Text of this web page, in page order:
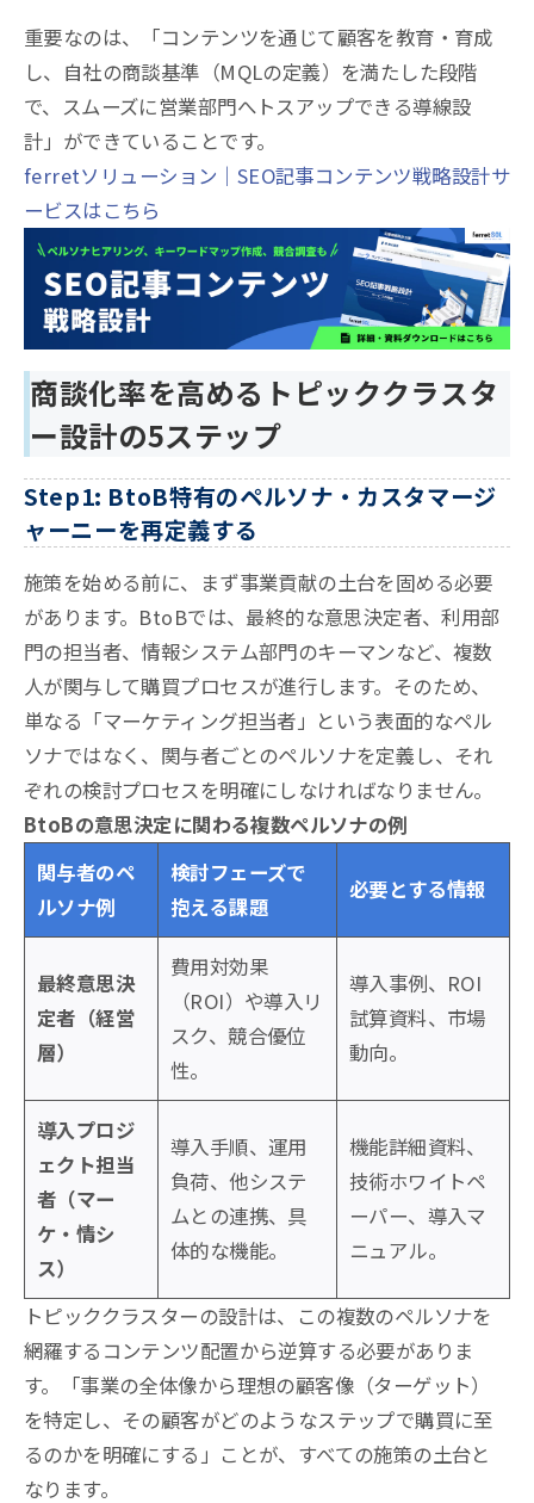
重要なのは、「コンテンツを通じて顧客を教育・育成
し、自社の商談基準（MQLの定義）を満たした段階
で、スムーズに営業部門へトスアップできる導線設
計」ができていることです。
ferretソリューション｜SEO記事コンテンツ戦略設計サ
ービスはこちら
商談化率を高めるトピッククラスタ
ー設計の5ステップ
Step1: BtoB特有のペルソナ・カスタマージ
ャーニーを再定義する
施策を始める前に、まず事業貢献の土台を固める必要
があります。BtoBでは、最終的な意思決定者、利用部
門の担当者、情報システム部門のキーマンなど、複数
人が関与して購買プロセスが進行します。そのため、
単なる「マーケティング担当者」という表面的なペル
ソナではなく、関与者ごとのペルソナを定義し、それ
ぞれの検討プロセスを明確にしなければなりません。
BtoBの意思決定に関わる複数ペルソナの例
関与者のペ
ルソナ例
検討フェーズで
抱える課題
必要とする情報
最終意思決
定者（経営
層）
費用対効果
（ROI）や導入リ
スク、競合優位
性。
導入事例、ROI
試算資料、市場
動向。
導入プロジ
ェクト担当
者（マー
ケ・情シ
ス）
導入手順、運用
負荷、他システ
ムとの連携、具
体的な機能。
機能詳細資料、
技術ホワイトペ
ーパー、導入マ
ニュアル。
トピッククラスターの設計は、この複数のペルソナを
網羅するコンテンツ配置から逆算する必要がありま
す。「事業の全体像から理想の顧客像（ターゲット）
を特定し、その顧客がどのようなステップで購買に至
るのかを明確にする」ことが、すべての施策の土台と
なります。